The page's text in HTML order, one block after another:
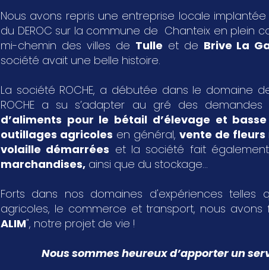
Nous avons repris une entreprise locale
du DEROC sur la commune de Chanteix en plein
mi-chemin des villes de Tulle et de Brive La
société avait une belle histoire.
La société ROCHE, a débutée dans le domaine
ROCHE a su s’adapter au gré des
d’aliments pour le bétail d’élevage et
outillages agricoles en général, vente de fleurs
volaille démarrées et la société fait
marchandises, ainsi que du stockage...
Forts dans nos domaines d'expériences
agricoles, le commerce et transport, nous
ALIM", notre projet de vie !
Nous sommes heureux d’apporter un